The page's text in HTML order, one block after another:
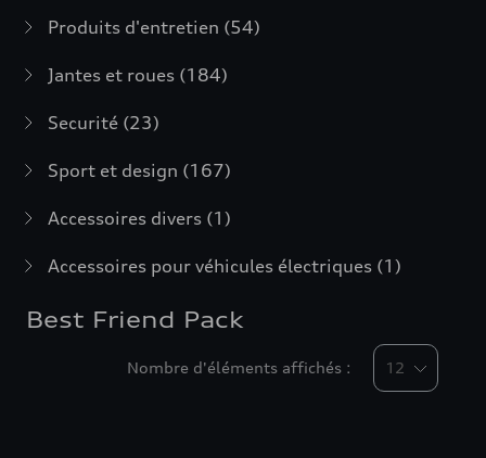
Produits d'entretien (54)
Jantes et roues (184)
Securité (23)
Sport et design (167)
Accessoires divers (1)
Accessoires pour véhicules électriques (1)
Best Friend Pack
Nombre d'éléments affichés :